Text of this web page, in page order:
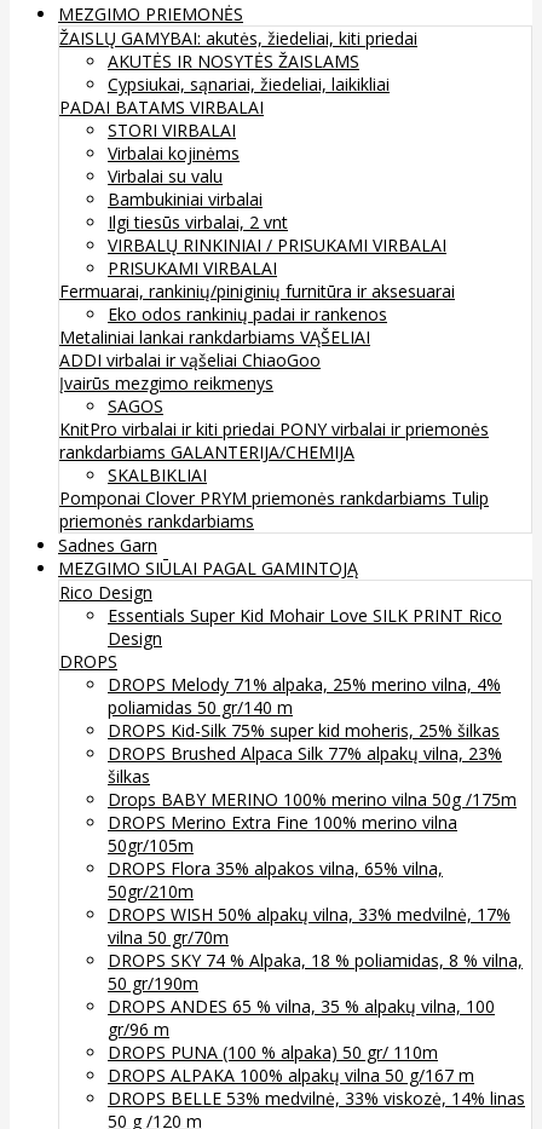
MEZGIMO PRIEMONĖS
ŽAISLŲ GAMYBAI: akutės, žiedeliai, kiti priedai
AKUTĖS IR NOSYTĖS ŽAISLAMS
Cypsiukai, sąnariai, žiedeliai, laikikliai
PADAI BATAMS VIRBALAI
STORI VIRBALAI
Virbalai kojinėms
Virbalai su valu
Bambukiniai virbalai
Ilgi tiesūs virbalai, 2 vnt
VIRBALŲ RINKINIAI / PRISUKAMI VIRBALAI
PRISUKAMI VIRBALAI
Fermuarai, rankinių/piniginių furnitūra ir aksesuarai
Eko odos rankinių padai ir rankenos
Metaliniai lankai rankdarbiams VĄŠELIAI
ADDI virbalai ir vąšeliai ChiaoGoo
Įvairūs mezgimo reikmenys
SAGOS
KnitPro virbalai ir kiti priedai PONY virbalai ir priemonės
rankdarbiams GALANTERIJA/CHEMIJA
SKALBIKLIAI
Pomponai Clover PRYM priemonės rankdarbiams Tulip
priemonės rankdarbiams
Sadnes Garn
MEZGIMO SIŪLAI PAGAL GAMINTOJĄ
Rico Design
Essentials Super Kid Mohair Love SILK PRINT Rico
Design
DROPS
DROPS Melody 71% alpaka, 25% merino vilna, 4%
poliamidas 50 gr/140 m
DROPS Kid-Silk 75% super kid moheris, 25% šilkas
DROPS Brushed Alpaca Silk 77% alpakų vilna, 23%
šilkas
Drops BABY MERINO 100% merino vilna 50g /175m
DROPS Merino Extra Fine 100% merino vilna
50gr/105m
DROPS Flora 35% alpakos vilna, 65% vilna,
50gr/210m
DROPS WISH 50% alpakų vilna, 33% medvilnė, 17%
vilna 50 gr/70m
DROPS SKY 74 % Alpaka, 18 % poliamidas, 8 % vilna,
50 gr/190m
DROPS ANDES 65 % vilna, 35 % alpakų vilna, 100
gr/96 m
DROPS PUNA (100 % alpaka) 50 gr/ 110m
DROPS ALPAKA 100% alpakų vilna 50 g/167 m
DROPS BELLE 53% medvilnė, 33% viskozė, 14% linas
50 g /120 m